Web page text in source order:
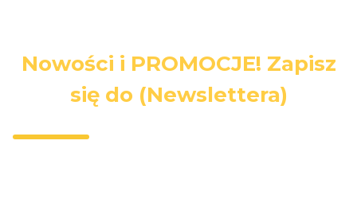
Nowości i PROMOCJE! Zapisz
się do (Newslettera)